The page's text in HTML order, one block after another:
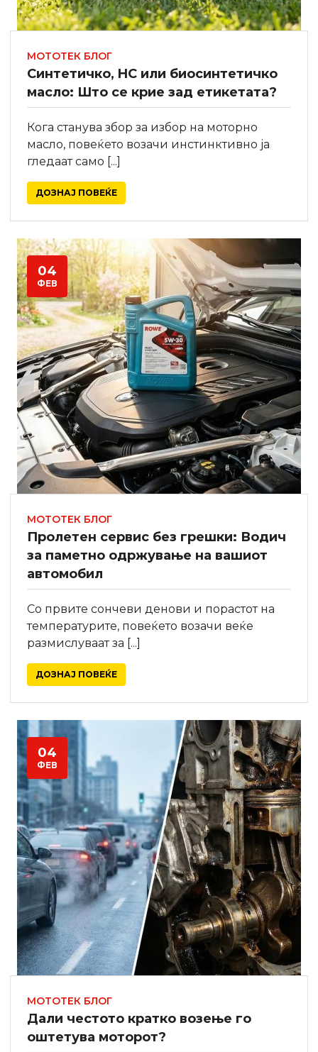
МОТОТЕК БЛОГ
Синтетичко, HC или биосинтетичко
масло: Што се крие зад етикетата?
Кога станува збор за избор на моторно
масло, повеќето возачи инстинктивно ја
гледаат само [...]
ДОЗНАЈ ПОВЕЌЕ
04
ФЕВ
МОТОТЕК БЛОГ
Пролетен сервис без грешки: Водич
за паметно одржување на вашиот
автомобил
Со првите сончеви денови и порастот на
температурите, повеќето возачи веќе
размислуваат за [...]
ДОЗНАЈ ПОВЕЌЕ
04
ФЕВ
МОТОТЕК БЛОГ
Дали честото кратко возење го
oштетува моторот?